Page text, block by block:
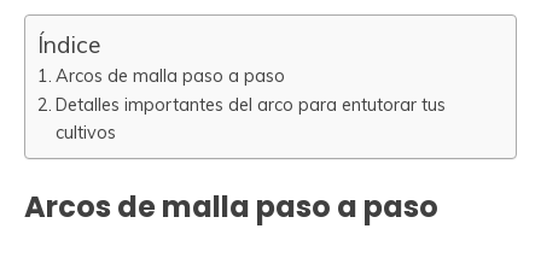
Índice
Arcos de malla paso a paso
Detalles importantes del arco para entutorar tus
cultivos
Arcos de malla paso a paso